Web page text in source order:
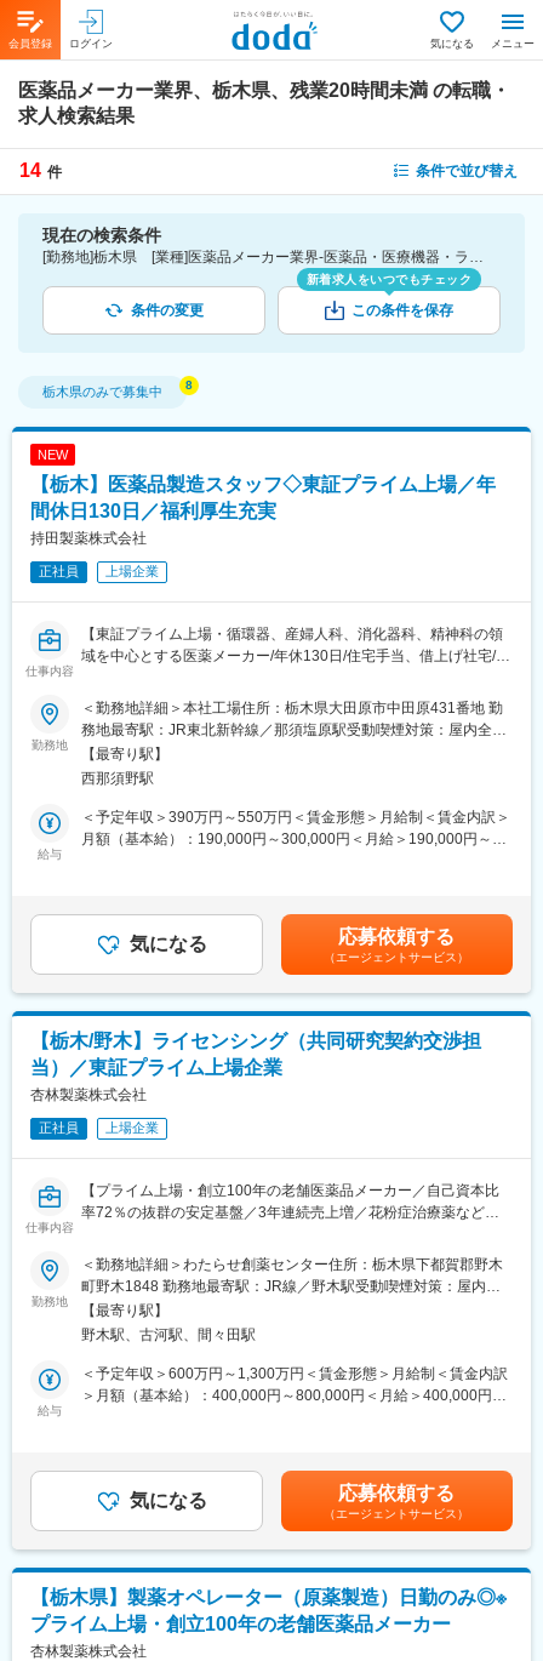
会員登録 ログイン 気になる メニュー
医薬品メーカー業界、栃木県、残業20時間未満 の転職・
求人検索結果
14 件 条件で並び替え
現在の検索条件
[勤務地]栃木県 [業種]医薬品メーカー業界-医薬品・医療機器・ライフサイエンス・医療系サービス [詳細条件](休日・働き方)残業20時間未満
条件の変更
新着求人をいつでもチェック
この条件を保存
栃木県のみで募集中
NEW
【栃木】医薬品製造スタッフ◇東証プライム上場／年
間休日130日／福利厚生充実
持田製薬株式会社
正社員 上場企業
仕事内容
【東証プライム上場・循環器、産婦人科、消化器科、精神科の領
域を中心とする医薬メーカー/年休130日/住宅手当、借上げ社宅/退
ら重症まで医薬品をカバーする唯一の製薬企業】
■業務内容
医薬品製造：医薬品の製造、検査、包装業務（業務の状況により
配属は流動的、また、多能工化を推進しているため将来的にはロ
ーテーションにより様々な業務を行う可能性があります）
■入社後のキャリアについて
入社後、医薬品の生産ライン（製造、検査、包装等）に配属とな
ブグループマネジャーあるいはマネジャー代理）を経て、さらに
は「高品質」・「安定供給」のため所属員が使命感を持って業務
遂行できるようマネジメントを行う管理者（グループマネジャ
ー）を目指していくキャリアがあります。
一方、実務経験を積みながら、より専門性を深め、正確・迅速・
効率的に業務を遂行していくキャリアもあります。
■就業環境について
オープンスペースの事務所内で先輩・上司との距離が近いため何
気ない疑問にも親身に受け止めてくれる先輩がいます。若手の意
がいます。考える人を育ててくれる人達がいる職場です。
■当社の魅力：
当社は1913年に東京・本郷で「独創研究」の考えのもとに創業
薬メーカーです。医薬だけでなく、知見を活かし、皮膚科学に基
づいて、敏感肌にやさしいスキンケア製品も開発しています。研
えられるよう、同社は環境変化に対応しながら着実に成長し続
け、長期的にはグローバルにも存在価値を認められるスペシャリ
ティファーマを目指していきます
変更の範囲：会社の定める業務
勤務地
＜勤務地詳細＞本社工場住所：栃木県大田原市中田原431番地 勤
務地最寄駅：JR東北新幹線／那須塩原駅受動喫煙対策：屋内全面
禁煙変更の範囲：会社の定める事業所
【最寄り駅】
西那須野駅
給与
＜予定年収＞390万円～550万円＜賃金形態＞月給制＜賃金内訳＞
月額（基本給）：190,000円～300,000円＜月給＞190,000円～
下する可能性があります。月給(月額)は固定手当を含めた表記で
す。
気になる 応募依頼する
（エージェントサービス）
【栃木/野木】ライセンシング（共同研究契約交渉担
当）／東証プライム上場企業
杏林製薬株式会社
正社員 上場企業
仕事内容
【プライム上場・創立100年の老舗医薬品メーカー／自己資本比
率72％の抜群の安定基盤／3年連続売上増／花粉症治療薬など主
■募集背景：
創薬研究の外部連携を強化する全社方針に対応するための、契約
交渉スキルを有する人材不足の為今回募集をいたします。
■業務内容：
アカデミア・早期スタートアップとの協業検討における条件交
主に条件交渉（提示条件の検討も含む）、契約交渉／締結および
それらのための社内調整を想定しています。
経営層
社外：企業（製薬、BV、CRO／CDMO）、アカデミア
■領域：
勤務地
＜勤務地詳細＞わたらせ創薬センター住所：栃木県下都賀郡野木
町野木1848 勤務地最寄駅：JR線／野木駅受動喫煙対策：屋内全
面禁煙変更の範囲：会社の定める事業所
【最寄り駅】
野木駅、古河駅、間々田駅
給与
＜予定年収＞600万円～1,300万円＜賃金形態＞月給制＜賃金内訳
＞月額（基本給）：400,000円～800,000円＜月給＞400,000円～
があります。月給(月額)は固定手当を含めた表記です。
気になる 応募依頼する
（エージェントサービス）
【栃木県】製薬オペレーター（原薬製造）日勤のみ◎※
プライム上場・創立100年の老舗医薬品メーカー
杏林製薬株式会社